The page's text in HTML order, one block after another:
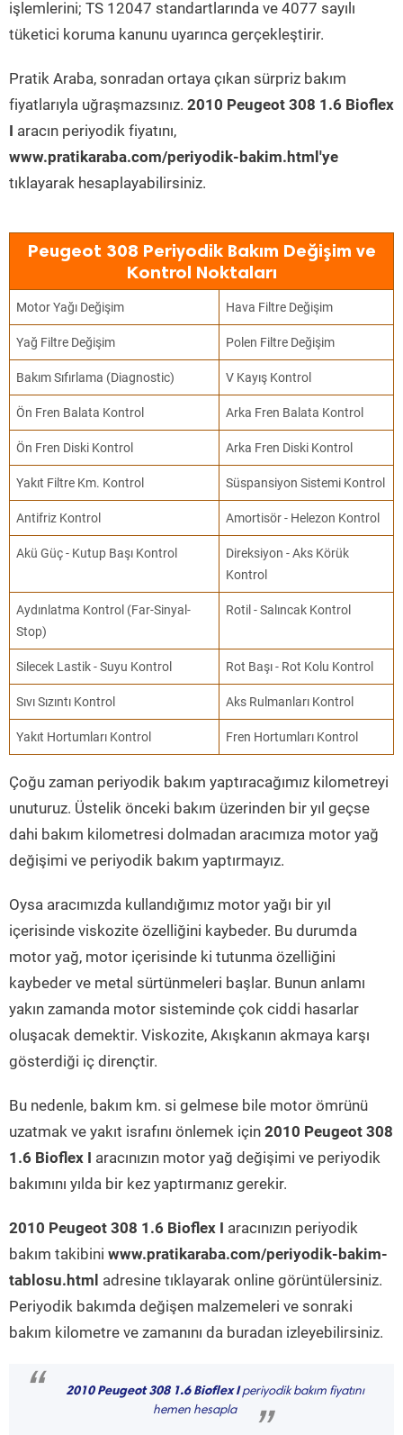
işlemlerini; TS 12047 standartlarında ve 4077 sayılı
tüketici koruma kanunu uyarınca gerçekleştirir.
Pratik Araba, sonradan ortaya çıkan sürpriz bakım
fiyatlarıyla uğraşmazsınız. 2010 Peugeot 308 1.6 Bioflex
I aracın periyodik fiyatını,
www.pratikaraba.com/periyodik-bakim.html'ye
tıklayarak hesaplayabilirsiniz.
Peugeot 308 Periyodik Bakım Değişim ve
Kontrol Noktaları
Motor Yağı Değişim Hava Filtre Değişim
Yağ Filtre Değişim Polen Filtre Değişim
Bakım Sıfırlama (Diagnostic) V Kayış Kontrol
Ön Fren Balata Kontrol Arka Fren Balata Kontrol
Ön Fren Diski Kontrol Arka Fren Diski Kontrol
Yakıt Filtre Km. Kontrol Süspansiyon Sistemi Kontrol
Antifriz Kontrol Amortisör - Helezon Kontrol
Akü Güç - Kutup Başı Kontrol
Direksiyon - Aks Körük
Kontrol
Aydınlatma Kontrol (Far-Sinyal-
Stop)
Rotil - Salıncak Kontrol
Silecek Lastik - Suyu Kontrol Rot Başı - Rot Kolu Kontrol
Sıvı Sızıntı Kontrol Aks Rulmanları Kontrol
Yakıt Hortumları Kontrol Fren Hortumları Kontrol
Çoğu zaman periyodik bakım yaptıracağımız kilometreyi
unuturuz. Üstelik önceki bakım üzerinden bir yıl geçse
dahi bakım kilometresi dolmadan aracımıza motor yağ
değişimi ve periyodik bakım yaptırmayız.
Oysa aracımızda kullandığımız motor yağı bir yıl
içerisinde viskozite özelliğini kaybeder. Bu durumda
motor yağ, motor içerisinde ki tutunma özelliğini
kaybeder ve metal sürtünmeleri başlar. Bunun anlamı
yakın zamanda motor sisteminde çok ciddi hasarlar
oluşacak demektir. Viskozite, Akışkanın akmaya karşı
gösterdiği iç dirençtir.
Bu nedenle, bakım km. si gelmese bile motor ömrünü
uzatmak ve yakıt israfını önlemek için 2010 Peugeot 308
1.6 Bioflex I aracınızın motor yağ değişimi ve periyodik
bakımını yılda bir kez yaptırmanız gerekir.
2010 Peugeot 308 1.6 Bioflex I aracınızın periyodik
bakım takibini www.pratikaraba.com/periyodik-bakim-
tablosu.html adresine tıklayarak online görüntülersiniz.
Periyodik bakımda değişen malzemeleri ve sonraki
bakım kilometre ve zamanını da buradan izleyebilirsiniz.
“ 2010 Peugeot 308 1.6 Bioflex Iperiyodik bakım fiyatını
hemen hesapla